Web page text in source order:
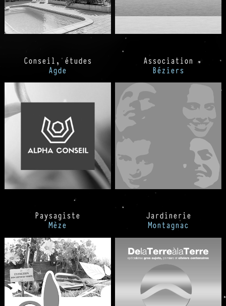
Conseil, études
Agde
Association
Béziers
Paysagiste
Mèze
Jardinerie
Montagnac